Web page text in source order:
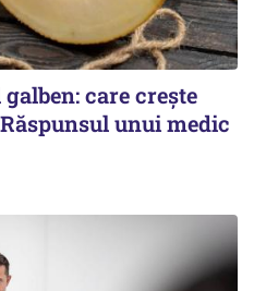
care crește
unui medic